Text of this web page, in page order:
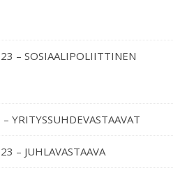
– SOSIAALIPOLIITTINEN
YRITYSSUHDEVASTAAVAT
– JUHLAVASTAAVA